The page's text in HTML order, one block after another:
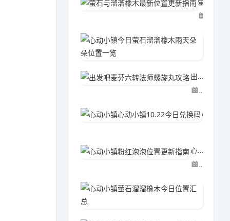
出发吧麦芬六转法师螺旋丸攻略
04-15
心动小镇粉红泡泡位置更新指南
06-02